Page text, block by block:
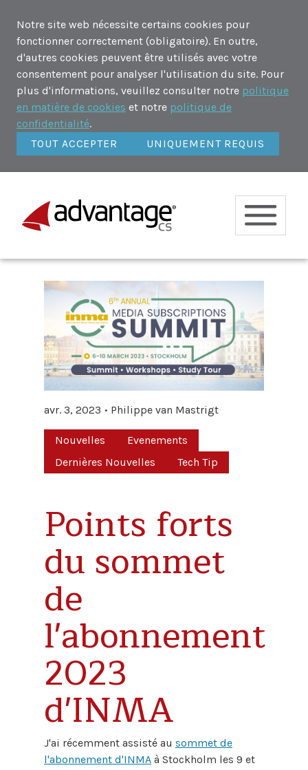
Notre site web nécessite certains cookies pour
fonctionner correctement (obligatoire). En outre,
d'autres cookies peuvent être utilisés avec votre
consentement pour analyser l'utilisation du site. Pour
plus d'informations, veuillez consulter notre politique
en matière de cookies et notre politique de
confidentialité.
TOUT ACCEPTER
UNIQUEMENT REQUIS
avr. 3, 2023 Philippe van Mastrigt
Nouvelles
Evenements
Dernières Nouvelles
Tech Tip
Points forts
du sommet
de
l'abonnement
2023
d'INMA
J'ai récemment assisté au sommet de
l'abonnement d'INMA à Stockholm les 9 et